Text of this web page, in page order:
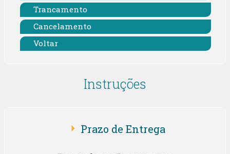
Trancamento
Cancelamento
Voltar
Instruções
Prazo de Entrega